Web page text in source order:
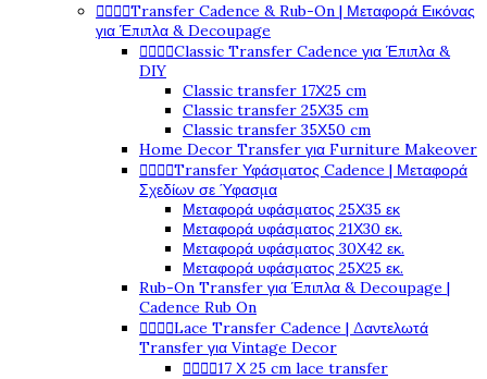
Transfer Cadence & Rub-On | Μεταφορά Εικόνας
για Έπιπλα & Decoupage
Classic Transfer Cadence για Έπιπλα &
DIY
Classic transfer 17Χ25 cm
Classic transfer 25Χ35 cm
Classic transfer 35Χ50 cm
Home Decor Transfer για Furniture Makeover
Transfer Υφάσματος Cadence | Μεταφορά
Σχεδίων σε Ύφασμα
Μεταφορά υφάσματος 25Χ35 εκ
Μεταφορά υφάσματος 21Χ30 εκ.
Μεταφορά υφάσματος 30Χ42 εκ.
Μεταφορά υφάσματος 25Χ25 εκ.
Rub-On Transfer για Έπιπλα & Decoupage |
Cadence Rub On
Lace Transfer Cadence | Δαντελωτά
Transfer για Vintage Decor
17 Χ 25 cm lace transfer